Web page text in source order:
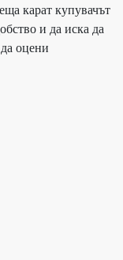
карат купувачът
и да иска да
оцени